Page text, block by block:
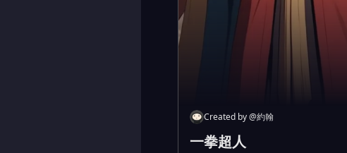
Created by@約翰
一拳超人